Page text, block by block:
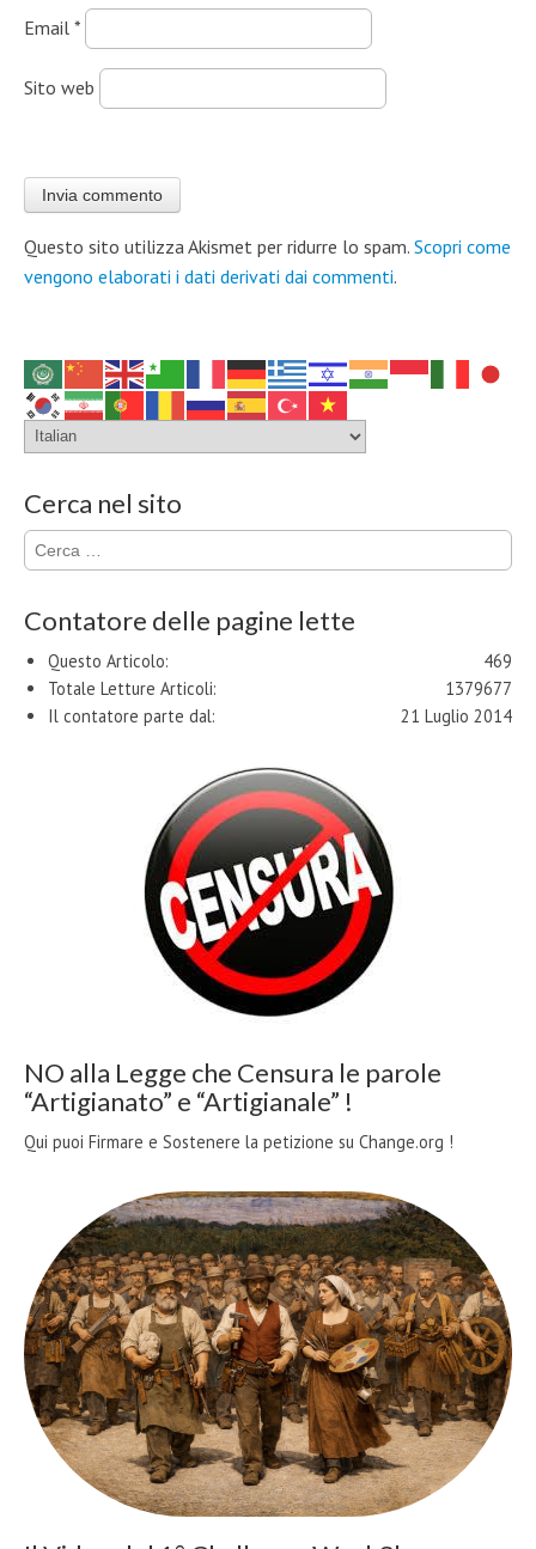
Email *
Sito web
Questo sito utilizza Akismet per ridurre lo spam. Scopri come
vengono elaborati i dati derivati dai commenti.
Cerca nel sito
Ricerca
per:
Contatore delle pagine lette
469
Questo Articolo:
1379677
Totale Letture Articoli:
21 Luglio 2014
Il contatore parte dal:
NO alla Legge che Censura le parole
“Artigianato” e “Artigianale” !
Qui puoi Firmare e Sostenere la petizione su Change.org !